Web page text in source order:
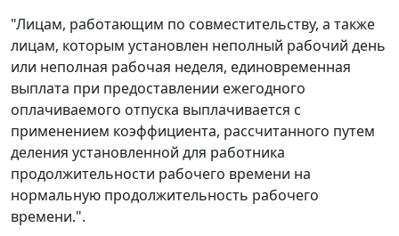
"Лицам, работающим по совместительству, а также
лицам, которым установлен неполный рабочий день
или неполная рабочая неделя, единовременная
выплата при предоставлении ежегодного
оплачиваемого отпуска выплачивается с
применением коэффициента, рассчитанного путем
деления установленной для работника
продолжительности рабочего времени на
нормальную продолжительность рабочего
времени.".